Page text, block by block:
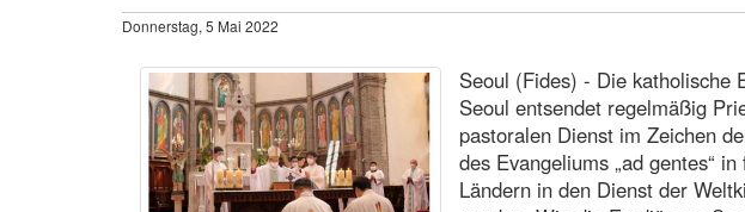
Donnerstag, 5 Mai 2022
Seoul (Fides) - Die katholische
Seoul entsendet regelmäßig
pastoralen Dienst im Zeichen
des Evangeliums „ad gentes“
Ländern in den Dienst der